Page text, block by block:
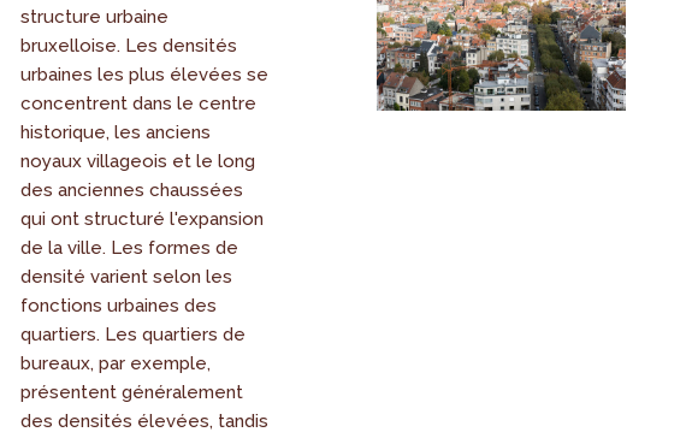
structure urbaine
bruxelloise. Les densités
urbaines les plus élevées se
concentrent dans le centre
historique, les anciens
noyaux villageois et le long
des anciennes chaussées
qui ont structuré l'expansion
de la ville. Les formes de
densité varient selon les
fonctions urbaines des
quartiers. Les quartiers de
bureaux, par exemple,
présentent généralement
des densités élevées, tandis